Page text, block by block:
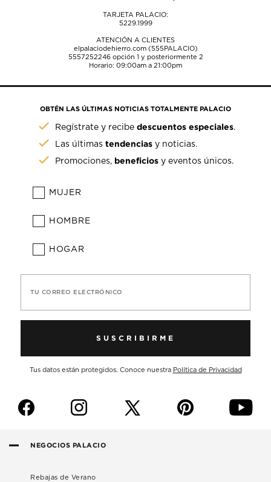
TARJETA PALACIO:
5229.1999
ATENCIÓN A CLIENTES
elpalaciodehierro.com (555PALACIO)
5557252246opción 1 y posteriormente 2
Horario: 09:00am a 21:00pm
OBTÉN LAS ÚLTIMAS NOTICIAS TOTALMENTE PALACIO
Regístrate y recibedescuentos especiales.
Las últimastendencias y noticias.
Promociones, beneficios y eventos únicos.
MUJER
HOMBRE
HOGAR
TU CORREO ELECTRÓNICO
SUSCRIBIRME
Tus datos están protegidos. Conoce nuestra Política de Privacidad
f i p y
NEGOCIOS PALACIO
Rebajas de Verano